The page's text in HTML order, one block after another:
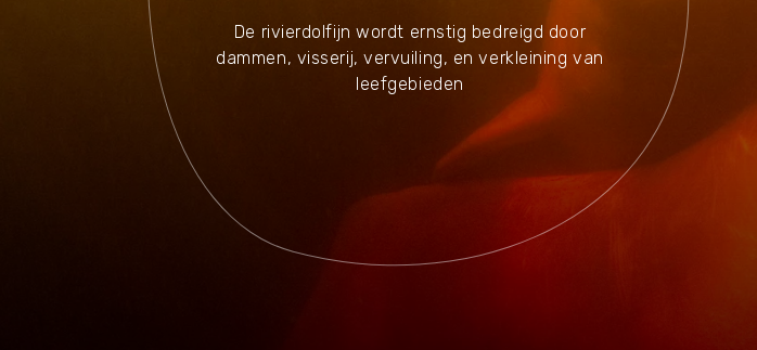
Notitieboekjes
Speelgoed
Knuffels
Puzzels
Kleuren en knutselen
De rivierdolfijn wordt ernstig bedreigd door
dammen, visserij, vervuiling, en verkleining van
leefgebieden